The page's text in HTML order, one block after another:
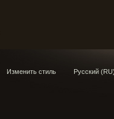
Изменить стиль Русский